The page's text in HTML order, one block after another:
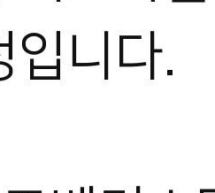
입니다.